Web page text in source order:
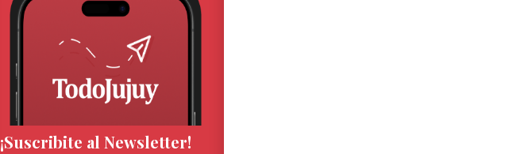
¡Suscribite al Newsletter!